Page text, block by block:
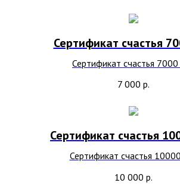
Сертификат счастья
Сертификат счастья 7000
7 000 р.
Сертификат счастья
Сертификат счастья
10 000 р.